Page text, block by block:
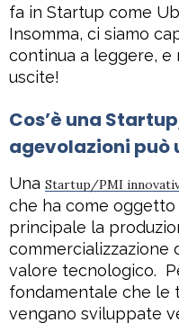
fa in Startup come
Insomma, ci siamo
continua a leggere,
uscite!
Cos’è una
agevolazioni può
Una Startup/PMI
che ha come
principale la
commercializzazione
valore tecnologico.
fondamentale che le
vengano sviluppate